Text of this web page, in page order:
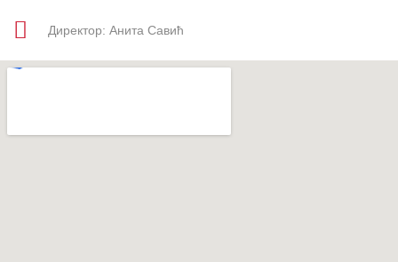
Директор: Анита Савић